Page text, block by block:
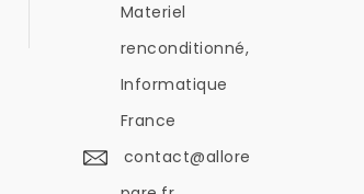
Materiel
renconditionné,
Informatique
France
contact@allore